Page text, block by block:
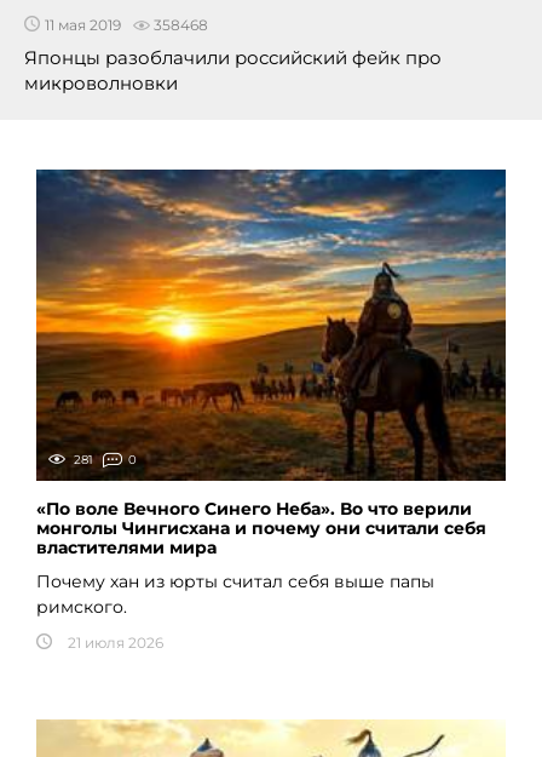
11 мая 2019 358468
Японцы разоблачили российский фейк про
микроволновки
281 0
«По воле Вечного Синего Неба». Во что верили
монголы Чингисхана и почему они считали себя
властителями мира
Почему хан из юрты считал себя выше папы
римского.
21 июля 2026